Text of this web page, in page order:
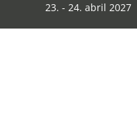
23. - 24. abril 2027